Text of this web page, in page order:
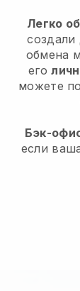
Легко
обмена
его
можете
Бэк-
если